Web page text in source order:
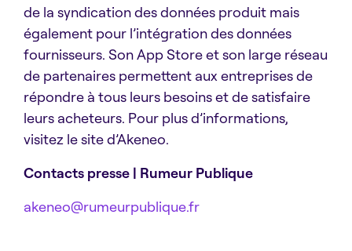
de la syndication des données produit mais
également pour l’intégration des données
fournisseurs. Son App Store et son large réseau
de partenaires permettent aux entreprises de
répondre à tous leurs besoins et de satisfaire
leurs acheteurs. Pour plus d’informations,
visitez le site d’Akeneo.
Contacts presse | Rumeur Publique
akeneo@rumeurpublique.fr